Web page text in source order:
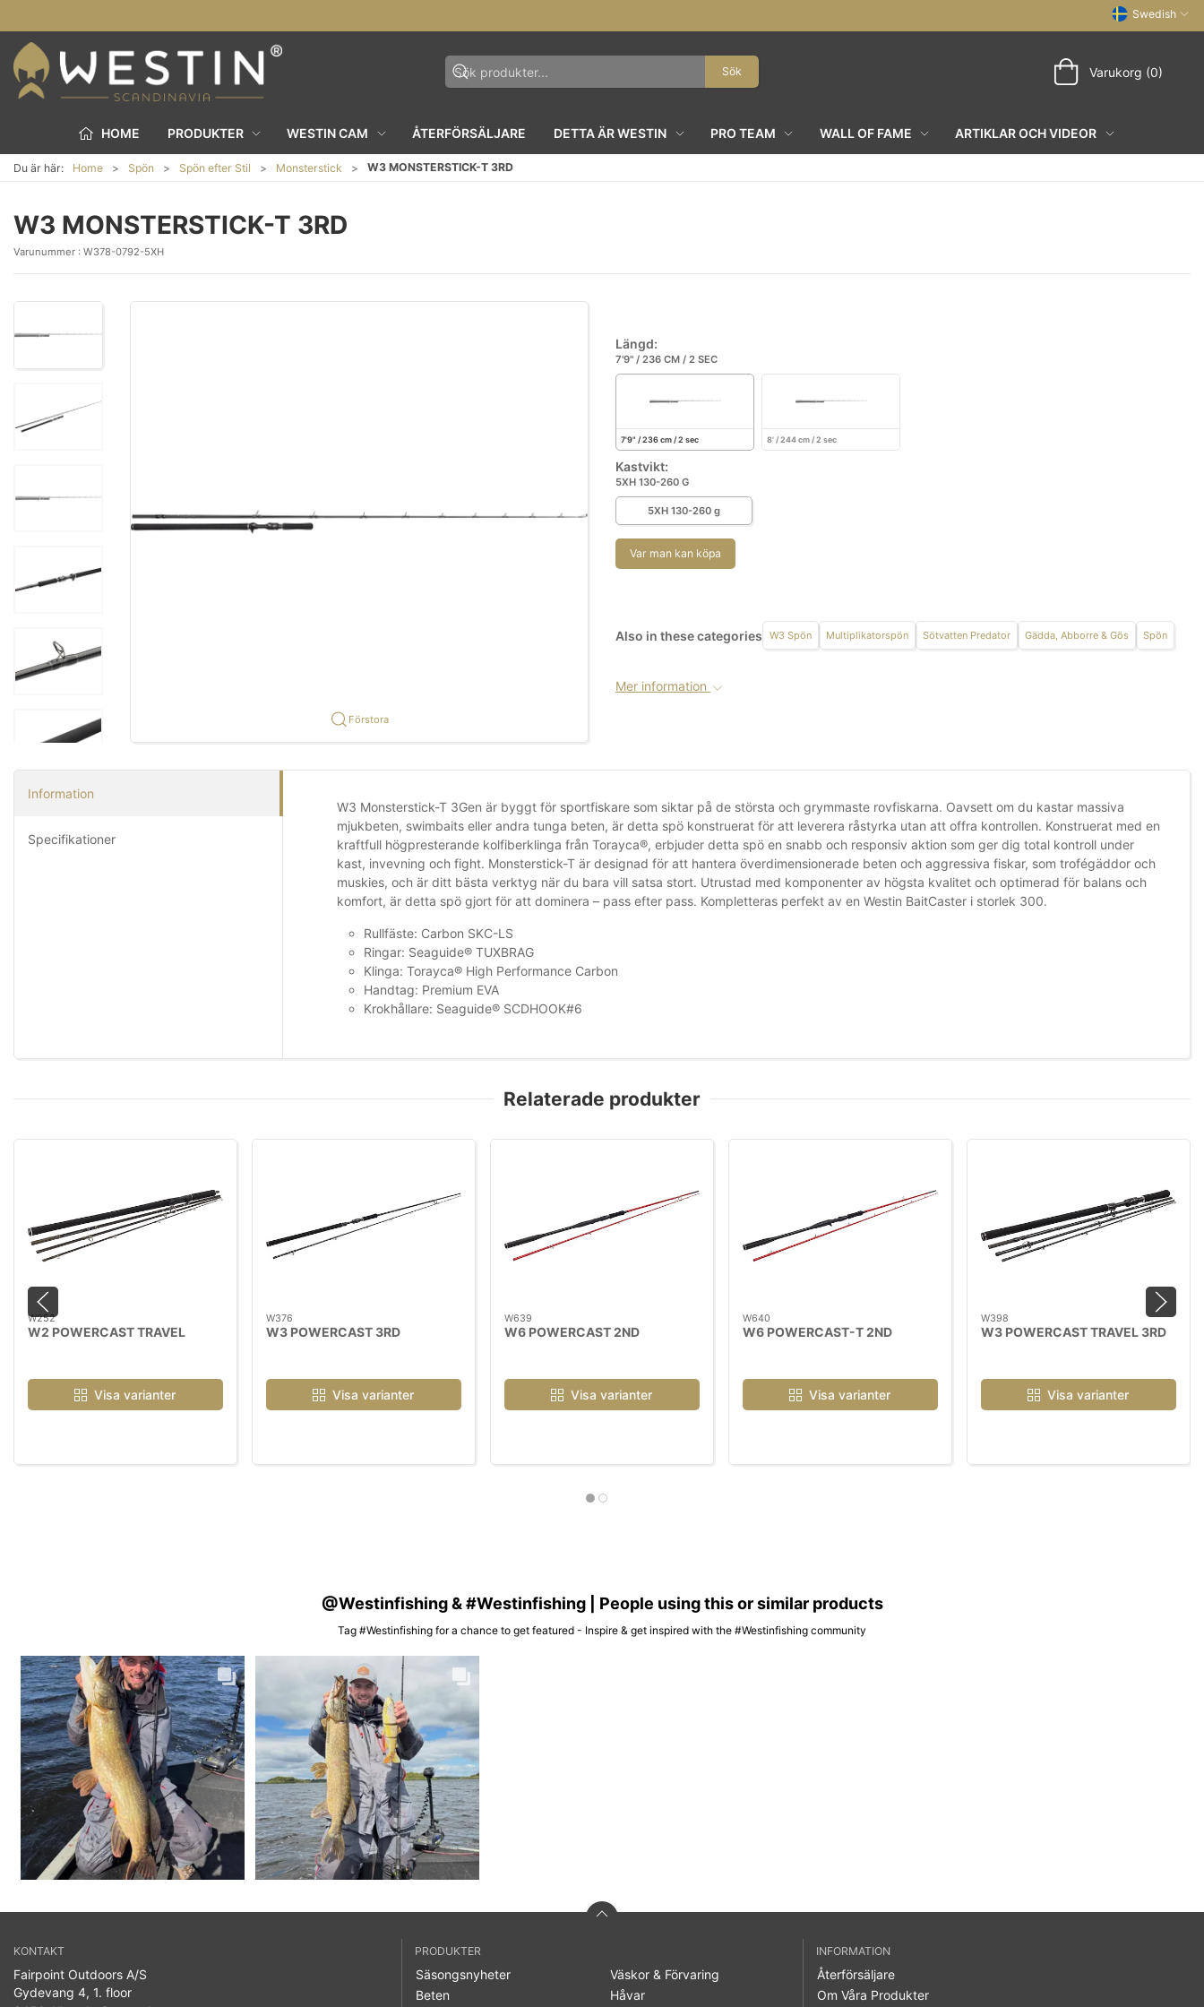
Swedish
Sök Varukorg (0)
HOME PRODUKTER WESTIN CAM ÅTERFÖRSÄLJARE DETTA ÄR WESTIN PRO TEAM WALL OF FAME ARTIKLAR OCH VIDEOR
Du är här: Home Spön Spön efter Stil Monsterstick W3 MONSTERSTICK-T 3RD
W3 MONSTERSTICK-T 3RD
Varunummer : W378-0792-5XH
Förstora
Längd:
7'9" / 236 CM / 2 SEC
7'9" / 236 cm / 2 sec 8' / 244 cm / 2 sec
Kastvikt:
5XH 130-260 G
5XH 130-260 g
Var man kan köpa
Also in these categories W3 Spön Multiplikatorspön Sötvatten Predator Gädda, Abborre & Gös Spön
Mer information
Information
Specifikationer
W3 Monsterstick-T 3Gen är byggt för sportfiskare som siktar på de största och grymmaste rovfiskarna. Oavsett om du kastar massiva
mjukbeten, swimbaits eller andra tunga beten, är detta spö konstruerat för att leverera råstyrka utan att offra kontrollen. Konstruerat med en
kraftfull högpresterande kolfiberklinga från Torayca®, erbjuder detta spö en snabb och responsiv aktion som ger dig total kontroll under
kast, invevning och fight. Monsterstick-T är designad för att hantera överdimensionerade beten och aggressiva fiskar, som trofégäddor och
muskies, och är ditt bästa verktyg när du bara vill satsa stort. Utrustad med komponenter av högsta kvalitet och optimerad för balans och
komfort, är detta spö gjort för att dominera – pass efter pass. Kompletteras perfekt av en Westin BaitCaster i storlek 300.
Rullfäste: Carbon SKC-LS
Ringar: Seaguide® TUXBRAG
Klinga: Torayca® High Performance Carbon
Handtag: Premium EVA
Krokhållare: Seaguide® SCDHOOK#6
Relaterade produkter
W252
W2 POWERCAST TRAVEL
Visa varianter
W376
W3 POWERCAST 3RD
Visa varianter
W639
W6 POWERCAST 2ND
Visa varianter
W640
W6 POWERCAST-T 2ND
Visa varianter
W398
W3 POWERCAST TRAVEL 3RD
Visa varianter
@Westinfishing & #Westinfishing | People using this or similar products
Tag #Westinfishing for a chance to get featured - Inspire & get inspired with the #Westinfishing community
KONTAKT
Fairpoint Outdoors A/S
Gydevang 4, 1. floor
PRODUKTER
Säsongsnyheter
Beten
Väskor & Förvaring
Håvar
INFORMATION
Återförsäljare
Om Våra Produkter